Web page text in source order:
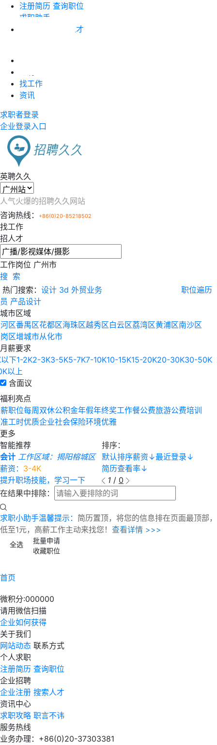
注册简历 查询职位
求职助手
搜索人才
找工作
资讯
求职者登录
企业登录入口
英聘久久
人气火爆的招聘久久网站
咨询热线：
+86(0)20-85218502
找工作
招人才
工作岗位 广州市
搜 索
热门搜索： 设计 3d 外贸业务
员 产品设计
职位遍历
城市区域
区番禺区花都区海珠区越秀区白云区荔湾区黄浦区南沙区
区增城市从化市
月薪要求
以下1-2K2-3K3-5K5-7K7-10K10-15K15-20K20-30K30-50K
以上
含面议
福利亮点
职位每周双休公积金年假年终奖工作餐公费旅游公费培训
工时优质企业社会保险环境优雅
更多
智能推荐
会计 工作区域：揭阳榕城区
薪资： 3-4K
提升职场技能，学习一下
排序：
默认排序薪资↓最近登录↓
简历查看率↓
1 / 0
在结果中排除：
求职小助手温馨提示： 简历置顶，将您的信息排在页面最顶部，
低至1元，高薪工作主动来找您！ 查看详情 >>>
全选
批量申请
收藏职位
首页
微积分:000000
请用微信扫描
企业如何获得
关于我们
网站动态 联系方式
个人求职
注册简历 查询职位
企业招聘
企业注册 搜索人才
资讯中心
求职攻略 职言不讳
服务热线
业务办理：+86(0)20-37303381